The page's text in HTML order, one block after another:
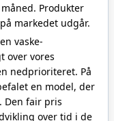
Produkter
markedet udgår.
vaske-
over vores
nedprioriteret. På
en model, der
Den fair pris
over tid i de